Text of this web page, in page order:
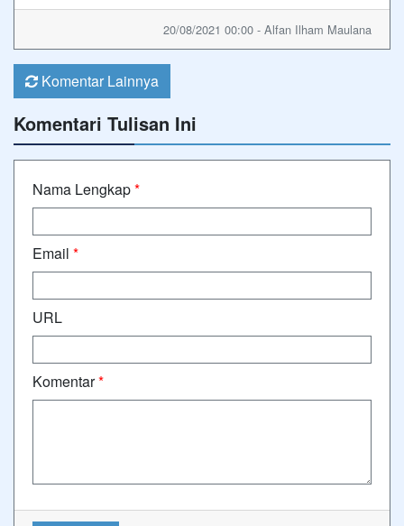
20/08/2021 00:00 - Alfan Ilham Maulana
Komentar Lainnya
Komentari Tulisan Ini
Nama Lengkap*
Email *
URL
Komentar*